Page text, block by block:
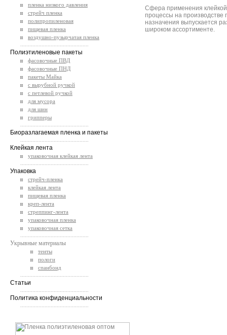
Сфера применения
процессы на производстве
назначения выпускается
широком ассортименте.
пленка низкого давления
стрейч пленка
полипропиленовая
пищевая пленка
воздушно-пузырчатая пленка
Полиэтиленовые пакеты
фасовочные ПВД
фасовочные ПНД
пакеты Майка
с вырубной ручкой
с петлевой ручкой
для мусора
для шин
грипперы
Биоразлагаемая пленка и пакеты
Клейкая лента
упаковочная клейкая лента
Упаковка
стрейч-пленка
клейкая лента
пищевая пленка
креп-лента
стреппинг-лента
упаковочная пленка
упаковочная сетка
Укрывные материалы
тенты
пологи
спанбонд
Статьи
Политика конфиденциальности